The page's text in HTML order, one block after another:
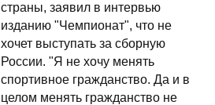
страны, заявил в интервью
изданию "Чемпионат", что не
хочет выступать за сборную
России. "Я не хочу менять
спортивное гражданство. Да и в
целом менять гражданство не